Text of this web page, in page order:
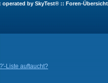
by SkyTest® :: Foren-Übersicht
Liste auftaucht?